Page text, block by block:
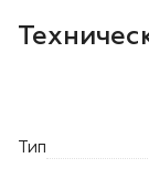
Тип